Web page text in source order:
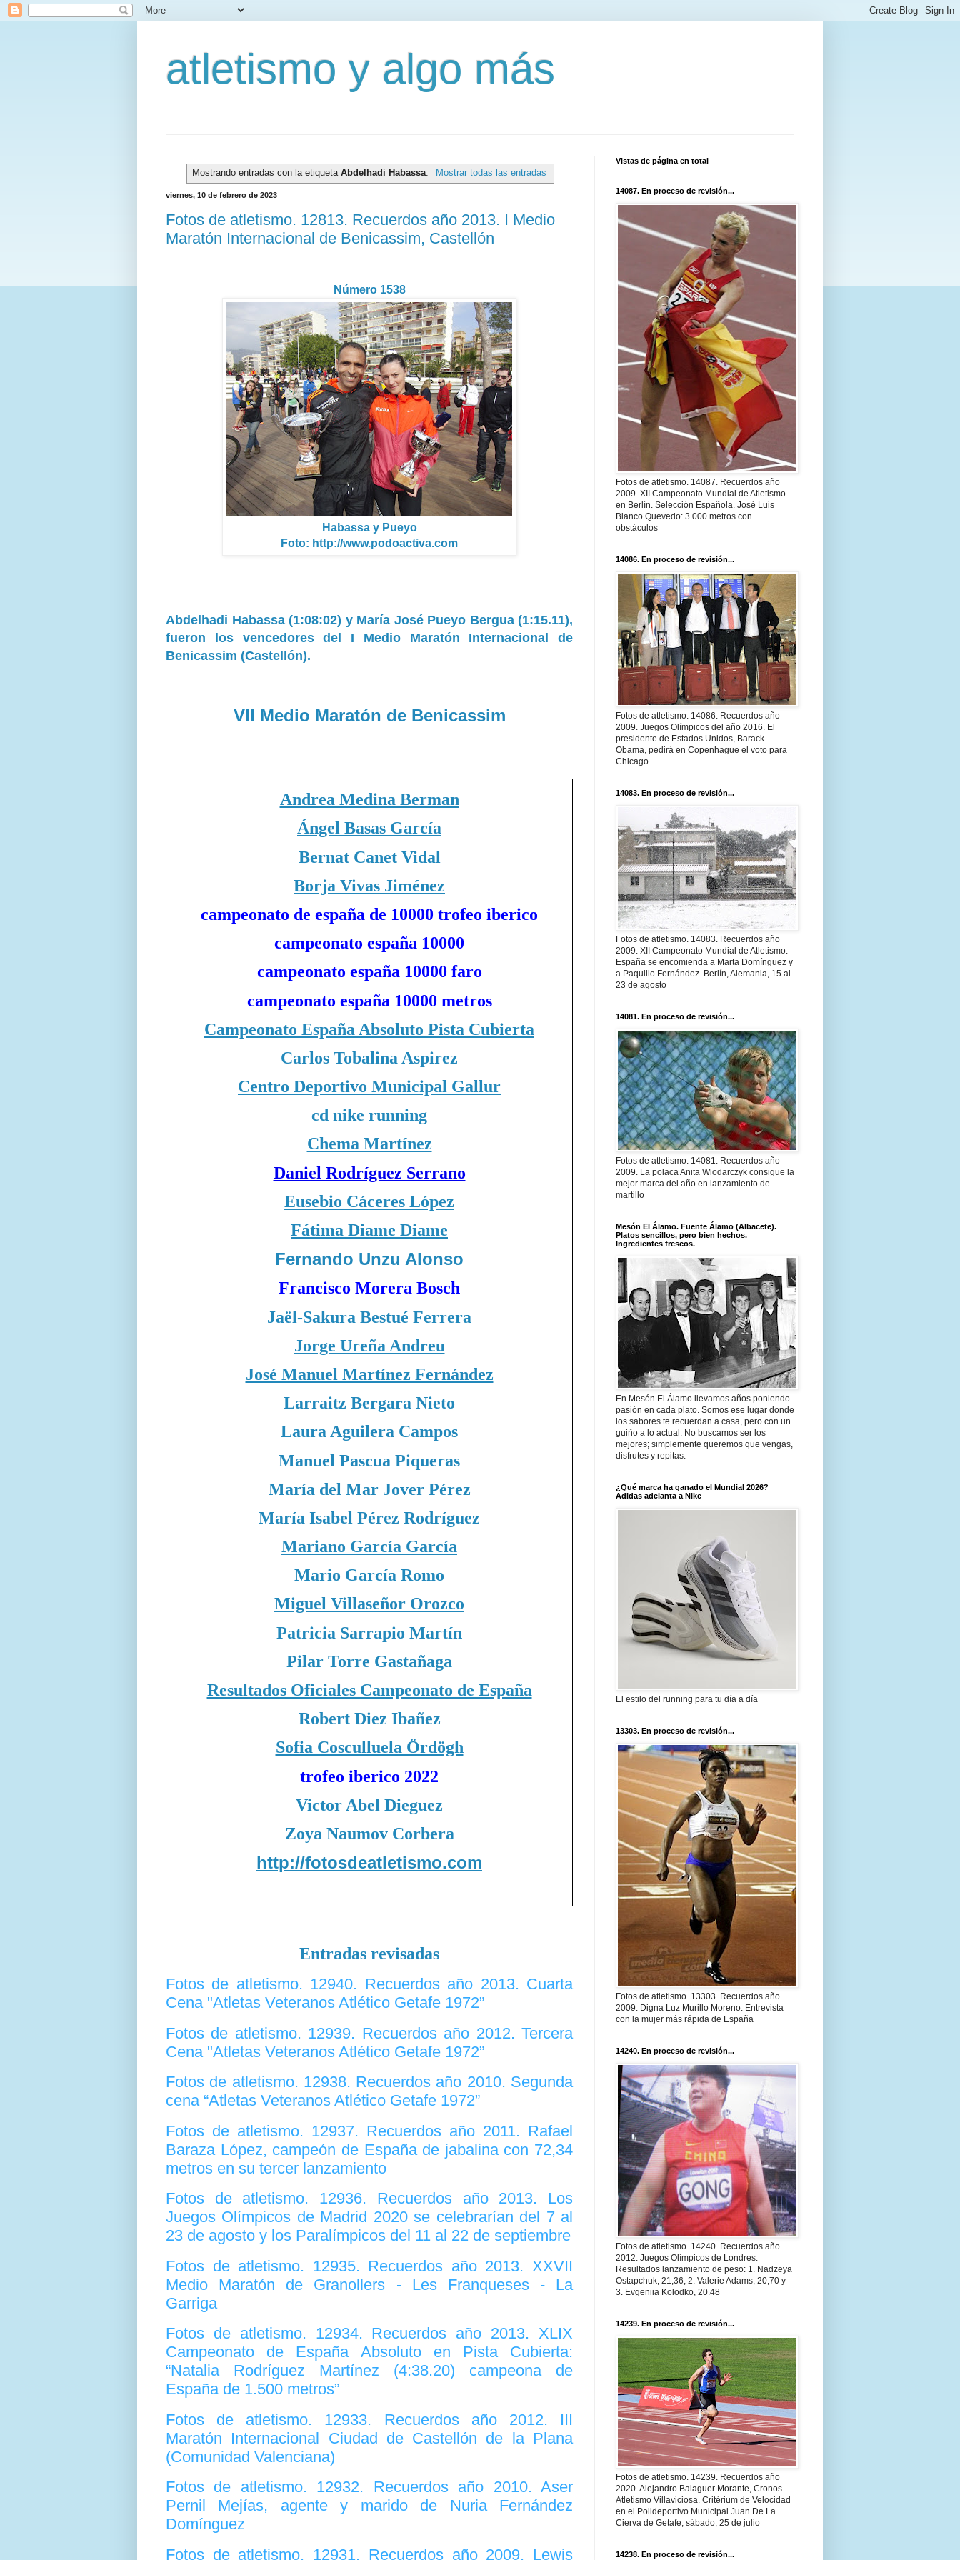
atletismo y algo más
Mostrando entradas con la etiquetaAbdelhadi Habassa Mostrar todas las entradas
viernes, 10 de febrero de 2023
Fotos de atletismo. 12813. Recuerdos año 2013. I Medio
Maratón Internacional de Benicassim, Castellón
Número 1538
Habassa y Pueyo
Foto: http://www.podoactiva.com
Abdelhadi Habassa (1:08:02) y María José Pueyo Bergua (1:15.11),
fueron los vencedores del I Medio Maratón Internacional de
Benicassim (Castellón).
VII Medio Maratón de Benicassim
Andrea Medina Berman
Ángel Basas García
Bernat Canet Vidal
Borja Vivas Jiménez
campeonato de españa de 10000 trofeo iberico
campeonato españa 10000
campeonato españa 10000 faro
campeonato españa 10000 metros
Campeonato España Absoluto Pista Cubierta
Carlos Tobalina Aspirez
Centro Deportivo Municipal Gallur
cd nike running
Chema Martínez
Daniel Rodríguez Serrano
Eusebio Cáceres López
Fátima Diame Diame
Fernando Unzu Alonso
Francisco Morera Bosch
Jaël-Sakura Bestué Ferrera
Jorge Ureña Andreu
José Manuel Martínez Fernández
Larraitz Bergara Nieto
Laura Aguilera Campos
Manuel Pascua Piqueras
María del Mar Jover Pérez
María Isabel Pérez Rodríguez
Mariano García García
Mario García Romo
Miguel Villaseñor Orozco
Patricia Sarrapio Martín
Pilar Torre Gastañaga
Resultados Oficiales Campeonato de España
Robert Diez Ibañez
Sofia Cosculluela Ördögh
trofeo iberico 2022
Victor Abel Dieguez
Zoya Naumov Corbera
http://fotosdeatletismo.com
Entradas revisadas
Fotos de atletismo. 12940. Recuerdos año 2013. Cuarta
Cena "Atletas Veteranos Atlético Getafe 1972”
Fotos de atletismo. 12939. Recuerdos año 2012. Tercera
Cena "Atletas Veteranos Atlético Getafe 1972”
Fotos de atletismo. 12938. Recuerdos año 2010. Segunda
cena “Atletas Veteranos Atlético Getafe 1972”
Fotos de atletismo. 12937. Recuerdos año 2011. Rafael
Baraza López, campeón de España de jabalina con 72,34
metros en su tercer lanzamiento
Fotos de atletismo. 12936. Recuerdos año 2013. Los
Juegos Olímpicos de Madrid 2020 se celebrarían del 7 al
23 de agosto y los Paralímpicos del 11 al 22 de septiembre
Fotos de atletismo. 12935. Recuerdos año 2013. XXVII
Medio Maratón de Granollers - Les Franqueses - La
Garriga
Fotos de atletismo. 12934. Recuerdos año 2013. XLIX
Campeonato de España Absoluto en Pista Cubierta:
“Natalia Rodríguez Martínez (4:38.20) campeona de
España de 1.500 metros”
Fotos de atletismo. 12933. Recuerdos año 2012. III
Maratón Internacional Ciudad de Castellón de la Plana
(Comunidad Valenciana)
Fotos de atletismo. 12932. Recuerdos año 2010. Aser
Pernil Mejías, agente y marido de Nuria Fernández
Domínguez
Fotos de atletismo. 12931. Recuerdos año 2009. Lewis
Vistas de página en total
14087. En proceso de revisión...
Fotos de atletismo. 14087. Recuerdos año
2009. XII Campeonato Mundial de Atletismo
en Berlín. Selección Española. José Luis
Blanco Quevedo: 3.000 metros con
obstáculos
14086. En proceso de revisión...
Fotos de atletismo. 14086. Recuerdos año
2009. Juegos Olímpicos del año 2016. El
presidente de Estados Unidos, Barack
Obama, pedirá en Copenhague el voto para
Chicago
14083. En proceso de revisión...
Fotos de atletismo. 14083. Recuerdos año
2009. XII Campeonato Mundial de Atletismo.
España se encomienda a Marta Domínguez y
a Paquillo Fernández. Berlín, Alemania, 15 al
23 de agosto
14081. En proceso de revisión...
Fotos de atletismo. 14081. Recuerdos año
2009. La polaca Anita Wlodarczyk consigue la
mejor marca del año en lanzamiento de
martillo
Mesón El Álamo. Fuente Álamo (Albacete).
Platos sencillos, pero bien hechos.
Ingredientes frescos.
En Mesón El Álamo llevamos años poniendo
pasión en cada plato. Somos ese lugar donde
los sabores te recuerdan a casa, pero con un
guiño a lo actual. No buscamos ser los
mejores; simplemente queremos que vengas,
disfrutes y repitas.
¿Qué marca ha ganado el Mundial 2026?
Adidas adelanta a Nike
El estilo del running para tu día a día
13303. En proceso de revisión...
Fotos de atletismo. 13303. Recuerdos año
2009. Digna Luz Murillo Moreno: Entrevista
con la mujer más rápida de España
14240. En proceso de revisión...
Fotos de atletismo. 14240. Recuerdos año
2012. Juegos Olímpicos de Londres.
Resultados lanzamiento de peso: 1. Nadzeya
Ostapchuk, 21,36; 2. Valerie Adams, 20,70 y
3. Evgeniia Kolodko, 20.48
14239. En proceso de revisión...
Fotos de atletismo. 14239. Recuerdos año
2020. Alejandro Balaguer Morante, Cronos
Atletismo Villaviciosa. Critérium de Velocidad
en el Polideportivo Municipal Juan De La
Cierva de Getafe, sábado, 25 de julio
14238. En proceso de revisión...